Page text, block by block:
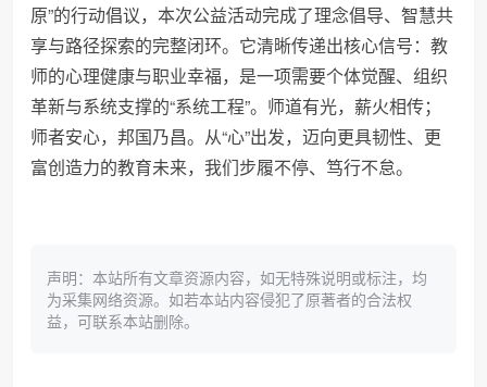
原”的行动倡议，本次公益活动完成了理念倡导、智慧共
享与路径探索的完整闭环。它清晰传递出核心信号：教
师的心理健康与职业幸福，是一项需要个体觉醒、组织
革新与系统支撑的“系统工程”。师道有光，薪火相传；
师者安心，邦国乃昌。从“心”出发，迈向更具韧性、更
富创造力的教育未来，我们步履不停、笃行不怠。
声明：本站所有文章资源内容，如无特殊说明或标注，均
为采集网络资源。如若本站内容侵犯了原著者的合法权
益，可联系本站删除。